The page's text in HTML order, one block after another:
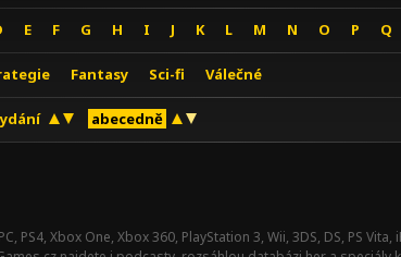
E F G H I J K L M N O P Q
Fantasy Sci-fi Válečné
abecedně
PS4, Xbox One, Xbox 360, PlayStation 3, Wii, 3DS, DS, PS